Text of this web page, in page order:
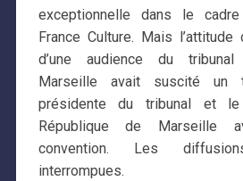
exceptionnelle dans le
France Culture. Mais
d’une audience du
Marseille avait suscité
présidente du tribunal et
République de Marseille
convention. Les
interrompues.